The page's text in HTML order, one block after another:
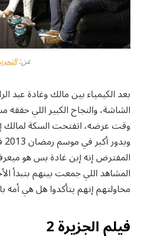
عن:
بعد الكيمياء بين مالك وغادة عبد
الشاشة، والنجاح الكبير اللي
وقت عرضه، اتفتحت السكة لمالك
المفترض إنه إبن غادة بس هو
المشاهد اللي جمعت بينهم بتبدأ
محاولتهم إنهم يتأكدوا هل هي أمه
فيلم الجزيرة 2